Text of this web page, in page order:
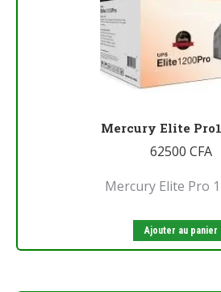
Mercury Elite
62500 CFA
Mercury Elite Pro
Ajouter au panier